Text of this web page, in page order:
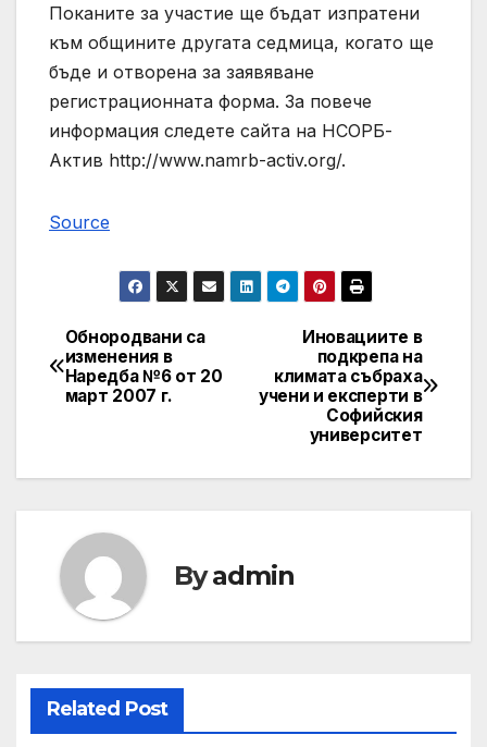
Поканите за участие ще бъдат изпратени
към общините другата седмица, когато ще
бъде и отворена за заявяване
регистрационната форма. За повече
информация следете сайта на НСОРБ-
Актив http://www.namrb-activ.org/.
Source
Post
navigation
Иновациите в
подкрепа на
климата събраха
учени и експерти в
Софийския
университет
Обнородвани са
изменения в
Наредба №6 от 20
март 2007 г.
Byadmin
Related Post